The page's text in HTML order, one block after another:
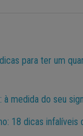
para ter um
à medida do seu
18 dicas infalíveis